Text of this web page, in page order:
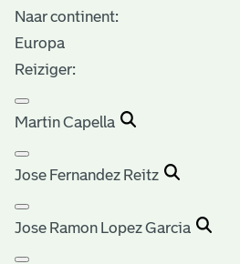
Naar continent:
Europa
Reiziger:
Martin Capella
Jose Fernandez Reitz
Jose Ramon Lopez Garcia